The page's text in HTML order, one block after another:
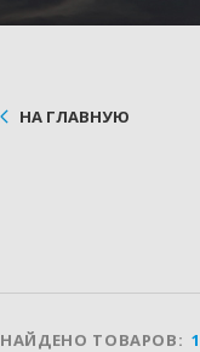
НА ГЛАВНУЮ
НАЙДЕНО ТОВАРОВ: 1